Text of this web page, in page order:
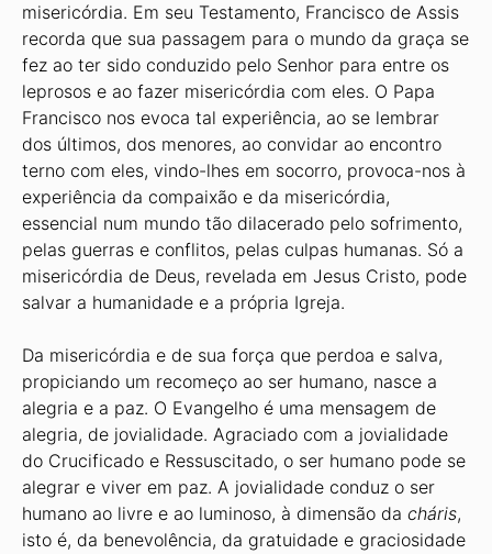
misericórdia. Em seu Testamento, Francisco de Assis
recorda que sua passagem para o mundo da graça se
fez ao ter sido conduzido pelo Senhor para entre os
leprosos e ao fazer misericórdia com eles. O Papa
Francisco nos evoca tal experiência, ao se lembrar
dos últimos, dos menores, ao convidar ao encontro
terno com eles, vindo-lhes em socorro, provoca-nos à
experiência da compaixão e da misericórdia,
essencial num mundo tão dilacerado pelo sofrimento,
pelas guerras e conflitos, pelas culpas humanas. Só a
misericórdia de Deus, revelada em Jesus Cristo, pode
salvar a humanidade e a própria Igreja.
Da misericórdia e de sua força que perdoa e salva,
propiciando um recomeço ao ser humano, nasce a
alegria e a paz. O Evangelho é uma mensagem de
alegria, de jovialidade. Agraciado com a jovialidade
do Crucificado e Ressuscitado, o ser humano pode se
alegrar e viver em paz. A jovialidade conduz o ser
humano ao livre e ao luminoso, à dimensão da cháris,
isto é, da benevolência, da gratuidade e graciosidade